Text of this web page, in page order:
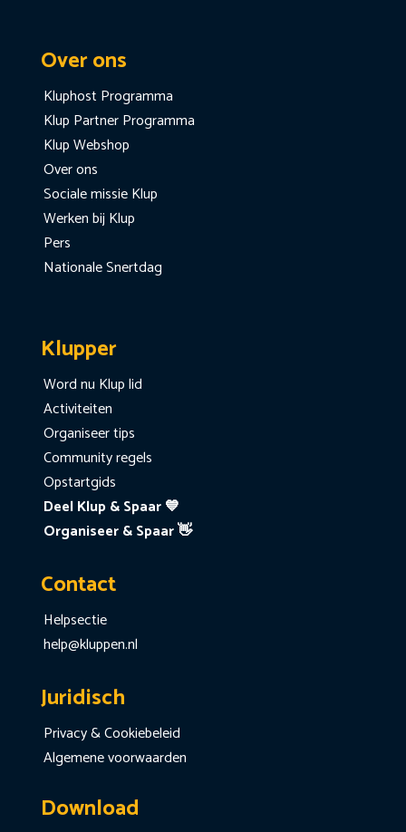
Over ons
Kluphost Programma
Klup Partner Programma
Klup Webshop
Over ons
Sociale missie Klup
Werken bij Klup
Pers
Nationale Snertdag
Klupper
Word nu Klup lid
Activiteiten
Organiseer tips
Community regels
Opstartgids
Deel Klup & Spaar 💙
Organiseer & Spaar 👋
Contact
Helpsectie
help@kluppen.nl
Juridisch
Privacy & Cookiebeleid
Algemene voorwaarden
Download